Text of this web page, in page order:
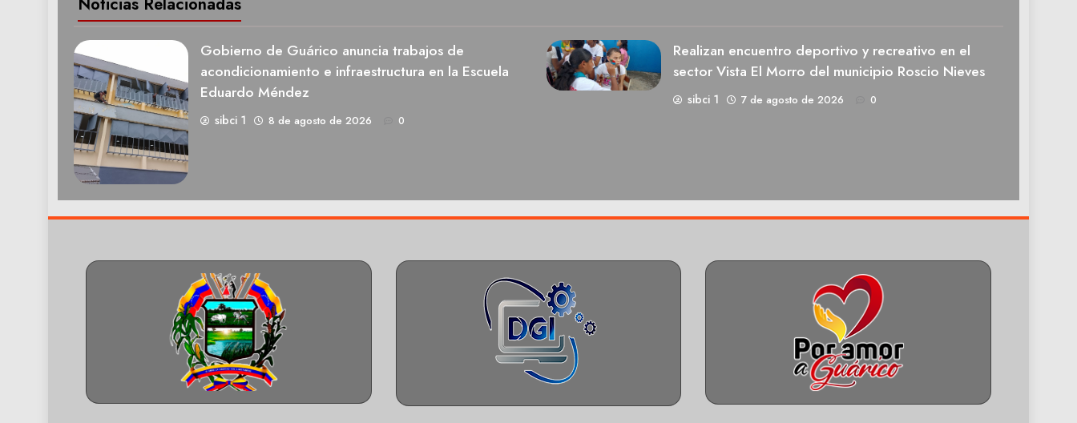
Gobierno de Guárico anuncia trabajos de
acondicionamiento e infraestructura en la Escuela
Eduardo Méndez
sibci 1 8 de agosto de 2026 0
Realizan encuentro deportivo y recreativo en el
sector Vista El Morro del municipio Roscio Nieves
sibci 1 7 de agosto de 2026 0